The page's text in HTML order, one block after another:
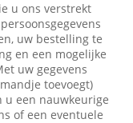
u ons verstrekt
uw bestelling te
en een mogelijke
uw gegevens
toevoegt)
een nauwkeurige
of een eventuele